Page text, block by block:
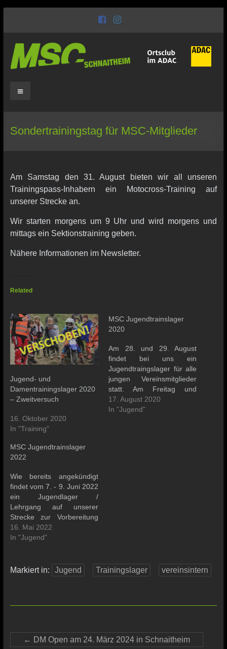
seit
Sondertrainingstag für MSC-Mitglieder
Am Samstag den 31. August bieten wir all unseren
Trainingspass-Inhabern ein Motocross-Training auf
unserer Strecke an.
Wir starten morgens um 9 Uhr und wird morgens und
mittags ein Sektionstraining geben.
Nähere Informationen im Newsletter.
Related
Jugend- und
Damentrainingslager 2020
– Zweitversuch
16. Oktober 2020
In "Training"
MSC Jugendtrainslager
2020
Am 28. und 29. August
findet bei uns ein
Jugendtraingslager für alle
jungen Vereinsmitglieder
statt. Am Freitag und
Samstag trainiert unser
Jugendleiter Luca Elbert
17. August 2020
In "Jugend"
MSC Jugendtrainslager
2022
Wie bereits angekündigt
findet vom 7. - 9. Juni 2022
ein Jugendlager /
Lehrgang auf unserer
Strecke zur Vorbereitung
auf das Rennen statt. Hier
könnt Ihr Euch anmelden.
16. Mai 2022
In "Jugend"
Markiert in: Jugend Trainingslager vereinsintern
← DM Open am 24. März 2024 in Schnaitheim